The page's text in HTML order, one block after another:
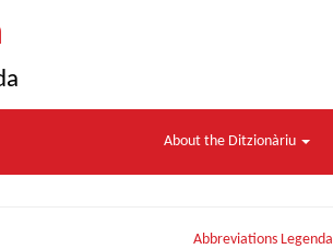
About the Ditzionàriu
Abbreviations Legenda